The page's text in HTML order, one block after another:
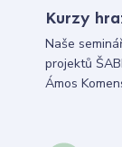
Kurzy
Naše
projektů
Ámos